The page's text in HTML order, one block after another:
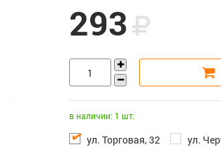
293
в наличии: 1 шт.
ул. Торговая, 32
ул.